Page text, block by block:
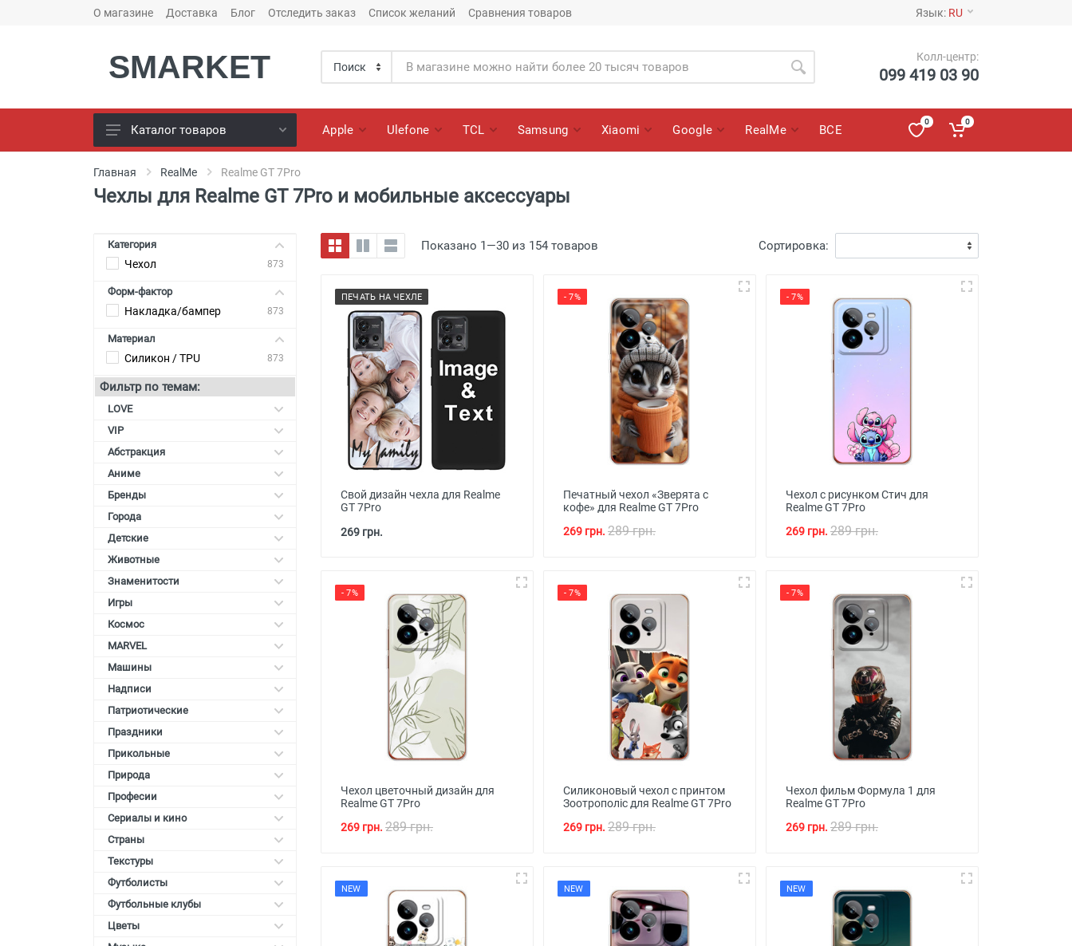
О магазине Доставка Блог Отследить заказ Список желаний Сравнения товаров Язык: RU
SMARKET Колл-центр:
099 419 03 90
Чехлы для телефонов
Конструктор чехлов
Bluetooth колоноки
Универсальные наушники
Кабели для смартфонов
Карты памяти
Автоаксессуары для
Смарт гаджеты и аксессуары
Другие аксессуары
Каталог товаров Apple Ulefone TCL Samsung Xiaomi Google RealMe ВСЕ
0 0
Главная RealMe Realme GT 7Pro
Чехлы для Realme GT 7Pro и мобильные аксессуары
Категория
Чехол 873
Форм-фактор
Накладка/бампер 873
Материал
Силикон / TPU 873
Фильтр по темам:
LOVE
VIP
Абстракция
Аниме
Бренды
Города
Детские
Животные
Знаменитости
Игры
Космос
MARVEL
Машины
Надписи
Патриотические
Праздники
Прикольные
Природа
Професии
Сериалы и кино
Страны
Текстуры
Футболисты
Футбольные клубы
Цветы
Показано 1—30 из 154 товаров Сортировка:
ПЕЧАТЬ НА ЧЕХЛЕ
Свой дизайн чехла для Realme
GT 7Pro
269 грн.
- 7%
Печатный чехол «Зверята с
кофе» для Realme GT 7Pro
269 грн. 289 грн.
- 7%
Чехол с рисунком Стич для
Realme GT 7Pro
269 грн. 289 грн.
- 7%
Чехол цветочный дизайн для
Realme GT 7Pro
269 грн. 289 грн.
- 7%
Силиконовый чехол с принтом
Зоотрополіс для Realme GT 7Pro
269 грн. 289 грн.
- 7%
Чехол фильм Формула 1 для
Realme GT 7Pro
269 грн. 289 грн.
NEW NEW NEW